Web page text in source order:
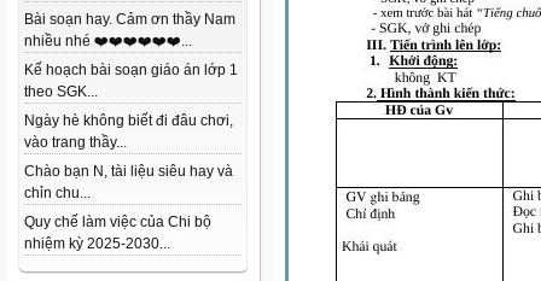
Bài soạn hay. Cảm ơn thầy Nam
nhiều nhé ❤️❤️❤️❤️❤️❤️...
Kế hoạch bài soạn giáo án lớp 1
theo SGK...
Ngày hè không biết đi đâu chơi,
vào trang thầy...
Chào bạn N, tài liệu siêu hay và
chỉn chu...
Quy chế làm việc của Chi bộ
nhiệm kỳ 2025-2030...